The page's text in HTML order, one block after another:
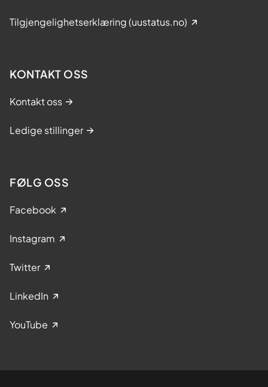
Tilgjengelighetserklæring (uustatus.no)
KONTAKT OSS
Kontakt oss
Ledige stillinger
FØLG OSS
Facebook
Instagram
Twitter
LinkedIn
YouTube